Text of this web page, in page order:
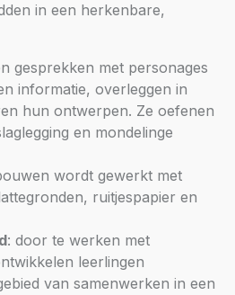
in een herkenbare,
gesprekken met personages
informatie, overleggen in
hun ontwerpen. Ze oefenen
en mondelinge
wordt gewerkt met
ruitjespapier en
: door te werken met
leerlingen
van samenwerken in een